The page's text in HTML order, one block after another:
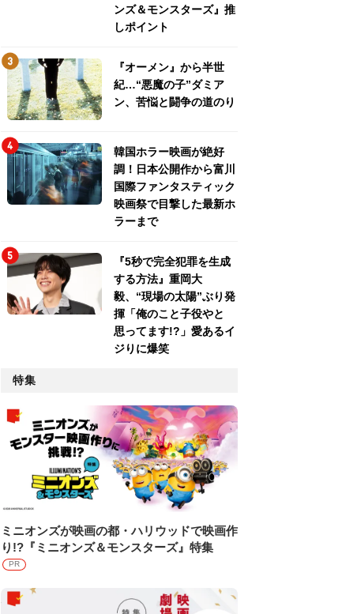
ンズ＆モンスターズ』推
しポイント
『オーメン』から半世
紀…“悪魔の子”ダミア
ン、苦悩と闘争の道のり
韓国ホラー映画が絶好
調！日本公開作から富川
国際ファンタスティック
映画祭で目撃した最新ホ
ラーまで
『5秒で完全犯罪を生成
する方法』重岡大
毅、“現場の太陽”ぶり発
揮「俺のこと子役やと
思ってます!?」愛あるイ
ジりに爆笑
特集
ミニオンズが映画の都・ハリウッドで映画作
り!?『ミニオンズ＆モンスターズ』特集
PR